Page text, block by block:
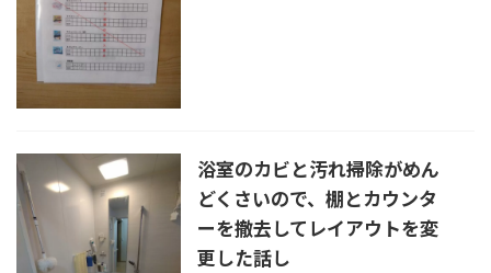
浴室のカビと汚れ掃除がめん
どくさいので、棚とカウンタ
ーを撤去してレイアウトを変
更した話し